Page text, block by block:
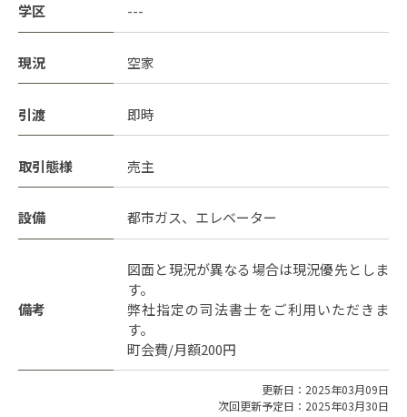
学区 ---
現況 空家
引渡 即時
取引態様 売主
設備 都市ガス、エレベーター
備考
図面と現況が異なる場合は現況優先としま
す。
弊社指定の司法書士をご利用いただきま
す。
町会費/月額200円
更新日：2025年03月09日
次回更新予定日：2025年03月30日